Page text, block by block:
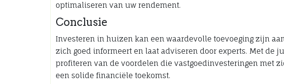
optimaliseren van uw rendement.
Conclusie
Investeren in huizen kan een waardevolle toevoeging zijn
zich goed informeert en laat adviseren door experts. Met de
profiteren van de voordelen die vastgoedinvesteringen met
een solide financiële toekomst.